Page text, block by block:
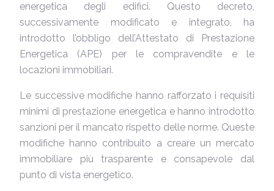
energetica degli edifici. Questo decreto,
successivamente modificato e integrato, ha
introdotto l’obbligo dell’Attestato di Prestazione
Energetica (APE) per le compravendite e le
locazioni immobiliari.
Le successive modifiche hanno rafforzato i requisiti
minimi di prestazione energetica e hanno introdotto
sanzioni per il mancato rispetto delle norme. Queste
modifiche hanno contribuito a creare un mercato
immobiliare più trasparente e consapevole dal
punto di vista energetico.